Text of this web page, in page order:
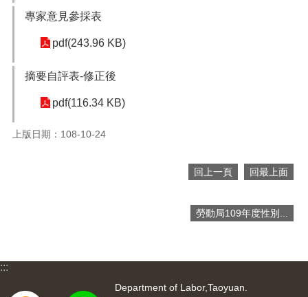
府
開
用
覽
市
專家意見參採表
pdf(243.96 KB)
摘要自評表-修正後
pdf(116.34 KB)
上版日期：108-10-24
回上一頁 回最上面
勞動局109年度性別...
:::
Department of Labor,Taoyuan.